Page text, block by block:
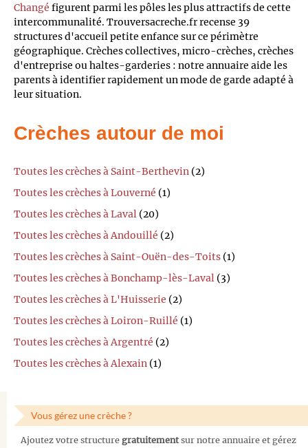
Changé figurent parmi les pôles les plus attractifs de cette
intercommunalité. Trouversacreche.fr recense 39
structures d'accueil petite enfance sur ce périmètre
géographique. Crèches collectives, micro-crèches, crèches
d'entreprise ou haltes-garderies : notre annuaire aide les
parents à identifier rapidement un mode de garde adapté à
leur situation.
Crèches autour de moi
Toutes les crèches à Saint-Berthevin (2)
Toutes les crèches à Louverné (1)
Toutes les crèches à Laval (20)
Toutes les crèches à Andouillé (2)
Toutes les crèches à Saint-Ouën-des-Toits (1)
Toutes les crèches à Bonchamp-lès-Laval (3)
Toutes les crèches à L'Huisserie (2)
Toutes les crèches à Loiron-Ruillé (1)
Toutes les crèches à Argentré (2)
Toutes les crèches à Alexain (1)
Vous gérez une crèche ?
Ajoutez votre structure gratuitementsur notre annuaire et gérez